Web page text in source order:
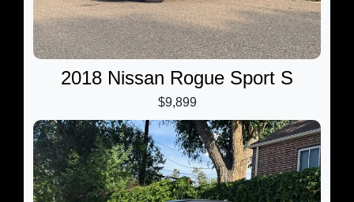
2018 Nissan Rogue Sport S
$9,899